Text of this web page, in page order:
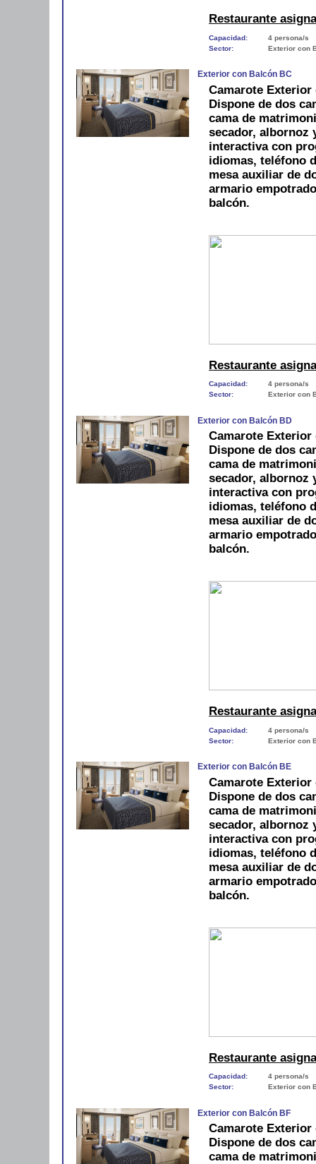
Restaurante
Capacidad:
4 persona/s
Sector:
Exterior con
Exterior con Balcón BC
Camarote
Dispone de dos
cama de
secador, albornoz
interactiva con
idiomas, teléfono
mesa auxiliar de
armario
balcón.
Restaurante
Capacidad:
4 persona/s
Sector:
Exterior con
Exterior con Balcón BD
Camarote
Dispone de dos
cama de
secador, albornoz
interactiva con
idiomas, teléfono
mesa auxiliar de
armario
balcón.
Restaurante
Capacidad:
4 persona/s
Sector:
Exterior con
Exterior con Balcón BE
Camarote
Dispone de dos
cama de
secador, albornoz
interactiva con
idiomas, teléfono
mesa auxiliar de
armario
balcón.
Restaurante
Capacidad:
4 persona/s
Sector:
Exterior con
Exterior con Balcón BF
Camarote
Dispone de dos
cama de